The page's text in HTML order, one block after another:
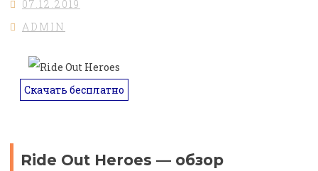
07.12.2019
ADMIN
Скачать бесплатно
Ride Out Heroes — обзор